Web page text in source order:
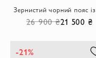
26 900 ₴21 500 ₴
-21%